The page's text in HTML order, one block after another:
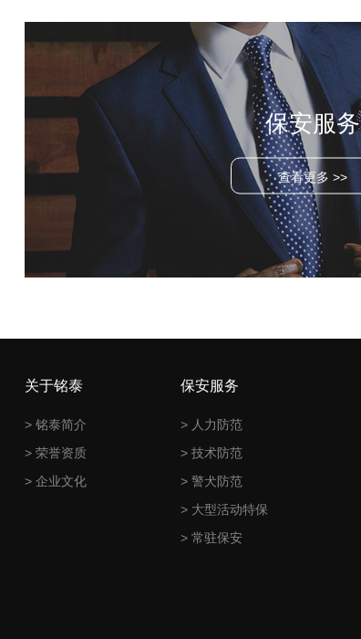
保安服务
查看更多 >>
关于铭泰
> 铭泰简介
> 荣誉资质
> 企业文化
保安服务
> 人力防范
> 技术防范
> 警犬防范
> 大型活动特保
> 常驻保安